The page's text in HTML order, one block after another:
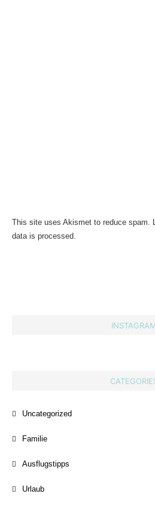
This site uses Akismet to reduce spam.
data is processed.
Uncategorized
Familie
Ausflugstipps
Urlaub